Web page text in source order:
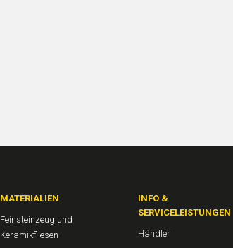
MATERIALIEN
Feinsteinzeug und
Keramikfliesen
INFO &
SERVICELEISTUNGEN
Händler